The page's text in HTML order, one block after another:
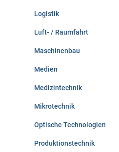
Logistik
Luft- / Raumfahrt
Maschinenbau
Medien
Medizintechnik
Mikrotechnik
Optische Technologien
Produktionstechnik